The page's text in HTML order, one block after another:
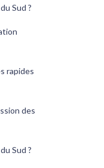
Sud ?
rapides
des
Sud ?